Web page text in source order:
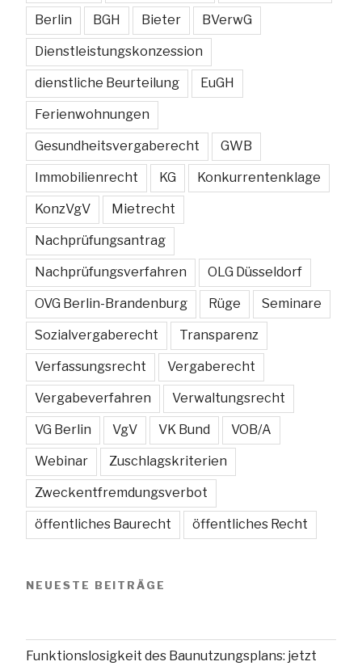
Berlin BGH Bieter BVerwG
Dienstleistungskonzession
dienstliche Beurteilung EuGH
Ferienwohnungen
Gesundheitsvergaberecht GWB
Immobilienrecht KG Konkurrentenklage
KonzVgV Mietrecht
Nachprüfungsantrag
Nachprüfungsverfahren OLG Düsseldorf
OVG Berlin-Brandenburg Rüge Seminare
Sozialvergaberecht Transparenz
Verfassungsrecht Vergaberecht
Vergabeverfahren Verwaltungsrecht
VG Berlin VgV VK Bund VOB/A
Webinar Zuschlagskriterien
Zweckentfremdungsverbot
öffentliches Baurecht öffentliches Recht
NEUESTE BEITRÄGE
Funktionslosigkeit des Baunutzungsplans: jetzt